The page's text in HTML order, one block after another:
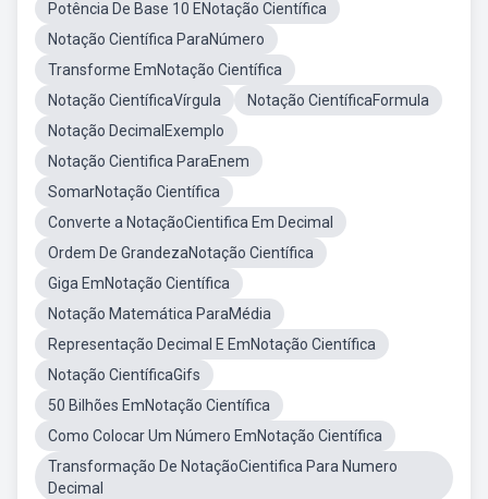
Potência De Base 10 ENotação Científica
Notação Científica ParaNúmero
Transforme EmNotação Científica
Notação CientíficaVírgula
Notação CientíficaFormula
Notação DecimalExemplo
Notação Cientifica ParaEnem
SomarNotação Científica
Converte a NotaçãoCientifica Em Decimal
Ordem De GrandezaNotação Científica
Giga EmNotação Científica
Notação Matemática ParaMédia
Representação Decimal E EmNotação Científica
Notação CientíficaGifs
50 Bilhões EmNotação Científica
Como Colocar Um Número EmNotação Científica
Transformação De NotaçãoCientifica Para Numero
Decimal